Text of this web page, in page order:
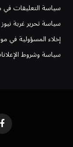
سياسة التعليقات في
سياسة تحرير غربة نيوز
إخلاء المسؤولية في
سياسة وشروط